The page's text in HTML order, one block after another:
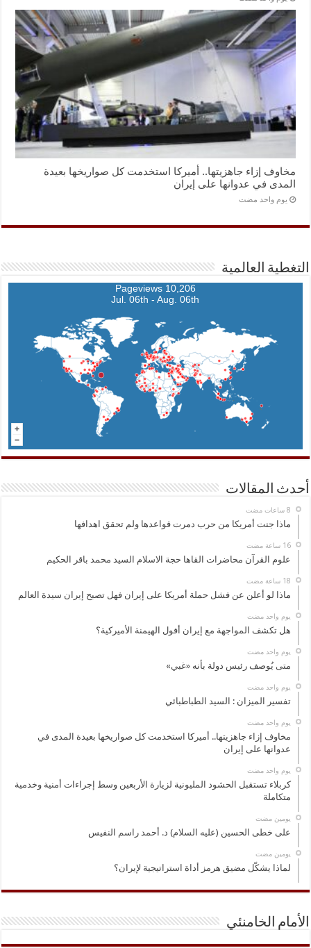
مخاوف إزاء جاهزيتها.. أميركا استخدمت كل صواريخها بعيدة
المدى في عدوانها على إيران
‏يوم واحد مضت
التغطية العالمية
10,206 Pageviews
Jul. 06th - Aug. 06th
أحدث المقالات
ماذا جنت أمريكا من حرب دمرت قواعدها ولم تحقق اهدافها
‏16 ساعة مضت
علوم القرآن محاضرات القاها حجة الاسلام السيد محمد باقر الحكيم
ماذا لو أعلن عن فشل حملة أمريكا على إيران فهل تصبح إيران سيدة العالم
‏يوم واحد مضت
هل تكشف المواجهة مع إيران أفول الهيمنة الأميركية؟
‏يوم واحد مضت
متى يُوصف رئيس دولة بأنه «غبي»
‏يوم واحد مضت
تفسير الميزان : السيد الطباطبائي
‏يوم واحد مضت
مخاوف إزاء جاهزيتها.. أميركا استخدمت كل صواريخها بعيدة المدى في
عدوانها على إيران
‏يوم واحد مضت
كربلاء تستقبل الحشود المليونية لزيارة الأربعين وسط إجراءات أمنية وخدمية
متكاملة
‏يومين مضت
على خطى الحسين (عليه السلام) د. أحمد راسم النفيس
‏يومين مضت
لماذا يشكّل مضيق هرمز أداة استراتيجية لإيران؟
الأمام الخامنئي